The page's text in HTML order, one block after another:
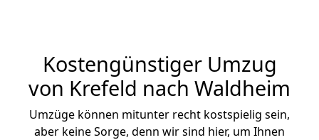
Kostengünstiger Umzug
von Krefeld nach Waldheim
Umzüge können mitunter recht kostspielig sein,
aber keine Sorge, denn wir sind hier, um Ihnen